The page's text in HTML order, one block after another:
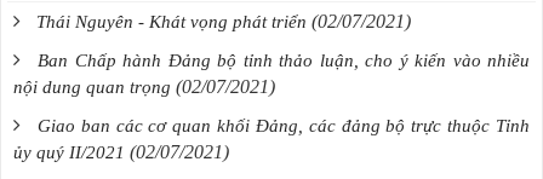
Thái Nguyên - Khát vọng phát triển (02/07/2021)
Ban Chấp hành Đảng bộ tỉnh thảo luận, cho ý kiến vào nhiều
nội dung quan trọng (02/07/2021)
Giao ban các cơ quan khối Đảng, các đảng bộ trực thuộc Tỉnh
ủy quý II/2021 (02/07/2021)